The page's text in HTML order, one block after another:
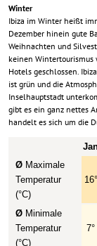
Winter
Ibiza im Winter heißt
Dezember hinein gute
Weihnachten und
keinen Wintertourismus
Hotels geschlossen.
ist grün und die
Inselhauptstadt
gibt es ein ganz nettes
handelt es sich um die
Ø Maximale
Temperatur
(°C)
16°
Ø Minimale
Temperatur
(°C)
7°